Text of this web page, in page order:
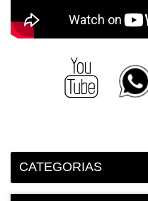
CATEGORIAS